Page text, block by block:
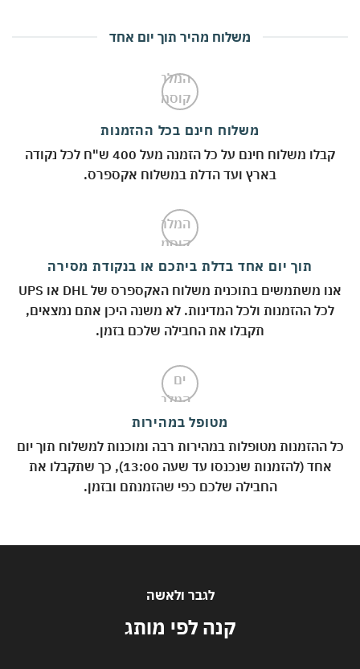
משלוח מהיר תוך יום אחד
משלוח חינם בכל ההזמנות
קבלו משלוח חינם על כל הזמנה מעל 400 ש"ח לכל נקודה
בארץ ועד הדלת במשלוח אקספרס.
תוך יום אחד בדלת ביתכם או בנקודת מסירה
אנו משתמשים בתוכנית משלוח האקספרס של DHL או UPS
לכל ההזמנות ולכל המדינות. לא משנה היכן אתם נמצאים,
תקבלו את החבילה שלכם בזמן.
מטופל במהירות
ההזמנות מטופלות במהירות רבה ומוכנות למשלוח תוך יום
אחד (להזמנות שנכנסו עד שעה 13:00), כך שתקבלו את
החבילה שלכם כפי שהזמנתם ובזמן.
לגבר ולאשה
קנה לפי מותג